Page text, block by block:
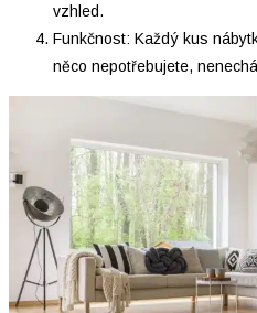
vzhled.
Funkčnost: Každý kus
něco nepotřebujete,